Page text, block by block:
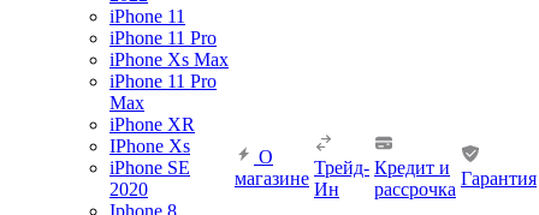
iPhone 11
iPhone 11 Pro
iPhone Xs Max
iPhone 11 Pro
Max
iPhone XR
IPhone Xs
iPhone SE
2020
Iphone 8
О
магазине
Трейд-
Ин
Кредит и
рассрочка
Гарантия